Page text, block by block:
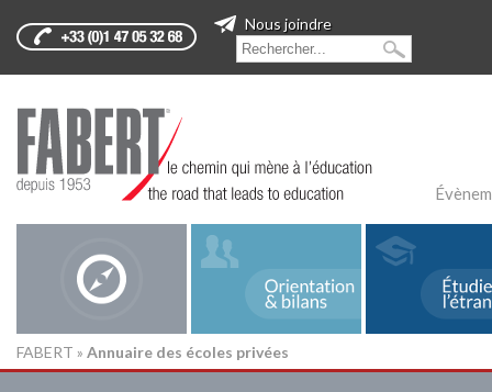
Nous joindre
FABERT » Annuaire des écoles privées